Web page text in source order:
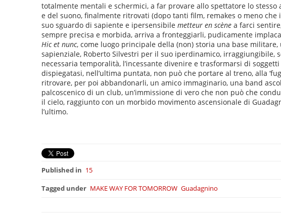
totalmente mentali e schermici, a far provare allo spettatore lo
e del suono, finalmente ritrovati (dopo tanti film, remakes o meno che
suo sguardo di sapiente e ipersensibile metteur en scène a farci
sempre precisa e morbida, arriva a fronteggiarli, pudicamente
Hic et nunc, come luogo principale della (non) storia una base
sapienziale, Roberto Silvestri per il suo iperdinamico, irraggiungibile,
necessaria temporalità, l’incessante divenire e trasformarsi di
dispiegatasi, nell’ultima puntata, non può che portare al treno, alla
ritrovare, per poi abbandonarli, un amico immaginario, una band
palcoscenico di un club, un’immissione di vero che non può che
il cielo, raggiunto con un morbido movimento ascensionale di
l’ultimo.
Published in 15
Tagged under MAKE WAY FOR TOMORROW Guadagnino